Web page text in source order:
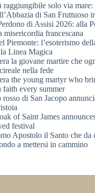
raggiungibile solo via
di San Fruttuoso
di Assisi 2026: alla
misericordia francescana
Piemonte: l’esoterismo
Linea Magica
la giovane martire che
nella fede
the young martyr who
faith every summer
di San Jacopo
of Saint James
festival
Apostolo il Santo che da
a mettersi in cammino